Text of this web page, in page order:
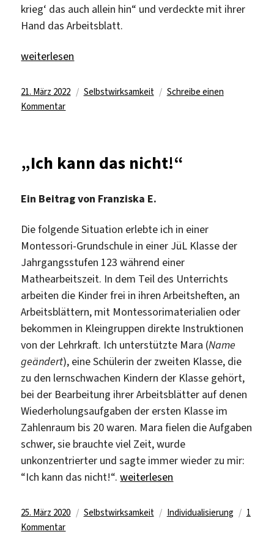
krieg‘ das auch allein hin“ und verdeckte mit ihrer
Hand das Arbeitsblatt.
„„Ich krieg‘ das auch alleine hin.““
weiterlesen
Veröffentlicht
am
21. März 2022 Kategorien
Selbstwirksamkeit
Schreibe einen
Kommentarzu
auch
hin.“
„Ich kann das nicht!“
Ein Beitrag von Franziska E.
Die folgende Situation erlebte ich in einer
Montessori-Grundschule in einer JüL Klasse der
Jahrgangsstufen 123 während einer
Mathearbeitszeit. In dem Teil des Unterrichts
arbeiten die Kinder frei in ihren Arbeitsheften, an
Arbeitsblättern, mit Montessorimaterialien oder
bekommen in Kleingruppen direkte Instruktionen
von der Lehrkraft. Ich unterstützte Mara (Name
geändert), eine Schülerin der zweiten Klasse, die
zu den lernschwachen Kindern der Klasse gehört,
bei der Bearbeitung ihrer Arbeitsblätter auf denen
Wiederholungsaufgaben der ersten Klasse im
Zahlenraum bis 20 waren. Mara fielen die Aufgaben
schwer, sie brauchte viel Zeit, wurde
unkonzentrierter und sagte immer wieder zu mir:
“Ich kann das nicht!“.„„Ich kann das nicht!““
weiterlesen
Veröffentlicht
am
25. März 2020 Kategorien
Selbstwirksamkeit Schlagwörter
Individualisierung
1
Kommentarzu